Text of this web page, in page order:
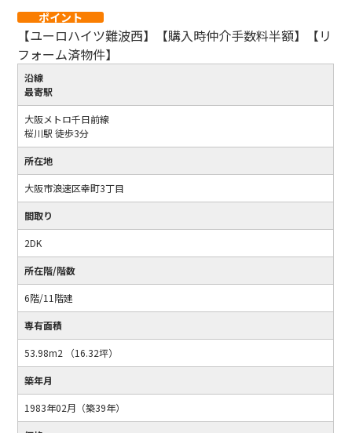
ポイント
【ユーロハイツ難波西】【購入時仲介手数料半額】【リ
フォーム済物件】
沿線
最寄駅
大阪メトロ千日前線
桜川駅 徒歩3分
所在地
大阪市浪速区幸町3丁目
間取り
2DK
所在階/階数
6階/11階建
専有面積
53.98m2 （16.32坪）
築年月
1983年02月（築39年）